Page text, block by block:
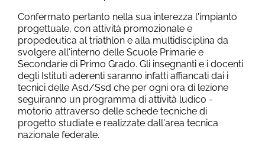
Confermato pertanto nella sua interezza l'impianto
progettuale, con attività promozionale e
propedeutica al triathlon e alla multidisciplina da
svolgere all'interno delle Scuole Primarie e
Secondarie di Primo Grado. Gli insegnanti e i docenti
degli Istituti aderenti saranno infatti affiancati dai i
tecnici delle Asd/Ssd che per ogni ora di lezione
seguiranno un programma di attività ludico -
motorio attraverso delle schede tecniche di
progetto studiate e realizzate dall'area tecnica
nazionale federale.